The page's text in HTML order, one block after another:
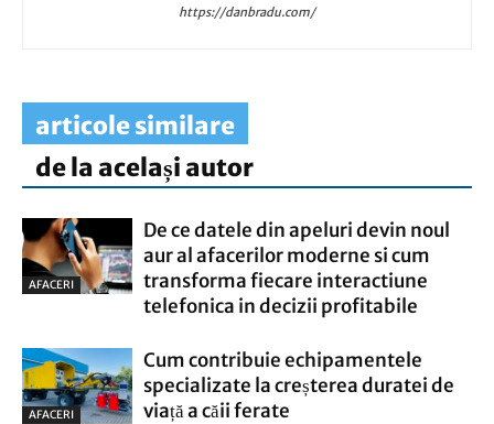
https://danbradu.com/
articole similare
de la același autor
AFACERI
De ce datele din apeluri devin noul
aur al afacerilor moderne si cum
transforma fiecare interactiune
telefonica in decizii profitabile
AFACERI
Cum contribuie echipamentele
specializate la creșterea duratei de
viață a căii ferate